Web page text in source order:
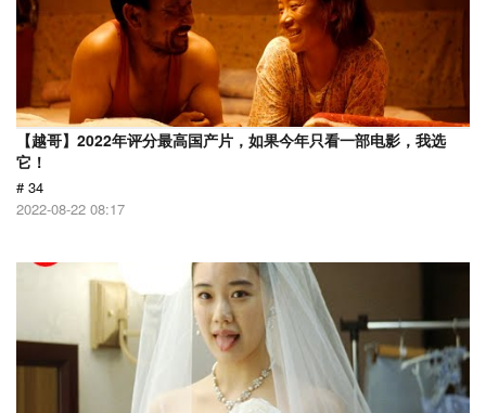
【越哥】2022年评分最高国产片，如果今年只看一部电影，我选
它！
# 34
2022-08-22 08:17